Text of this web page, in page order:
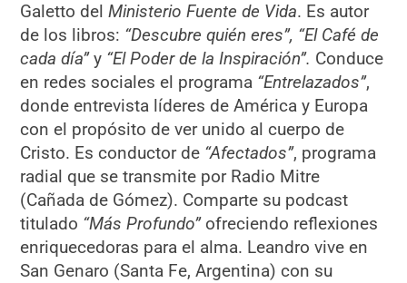
Galetto delMinisterio Fuente de Vida. Es autor
de los libros: “Descubre quién eres”, “El Café de
cada día”y “El Poder de la Inspiración”. Conduce
en redes sociales el programa “Entrelazados”,
donde entrevista líderes de América y Europa
con el propósito de ver unido al cuerpo de
Cristo. Es conductor de “Afectados”, programa
radial que se transmite por Radio Mitre
(Cañada de Gómez). Comparte su podcast
titulado “Más Profundo”ofreciendo reflexiones
enriquecedoras para el alma. Leandro vive en
San Genaro (Santa Fe, Argentina) con su